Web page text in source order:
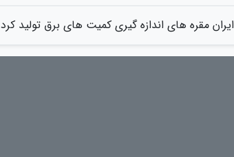
ایران مقره های اندازه گیری کمیت های برق تولید کرد